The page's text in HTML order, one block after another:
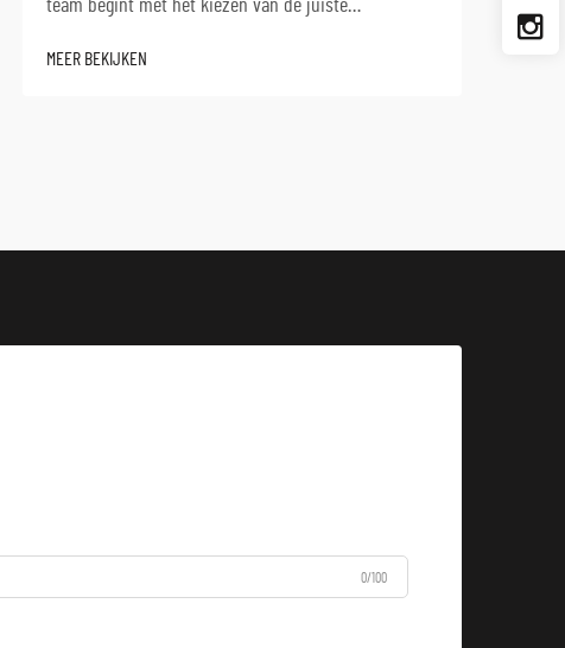
team begint met het kiezen van de juiste
visuele aantrekkelijkheid combineert. Moderne
MEER BEKIJKEN
als
MEER
0/100